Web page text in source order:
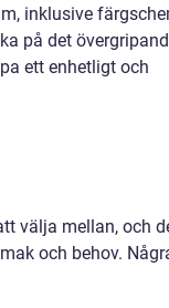
inklusive
på det
ett enhetligt och
välja mellan, och
och behov.